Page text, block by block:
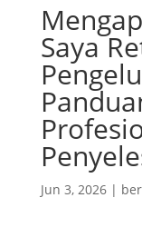
Saya
Jun 3, 2026|